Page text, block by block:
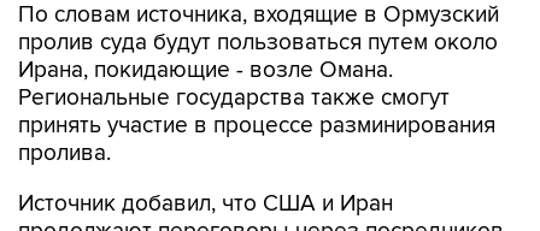
По словам источника, входящие в Ормузский
пролив суда будут пользоваться путем около
Ирана, покидающие - возле Омана.
Региональные государства также смогут
принять участие в процессе разминирования
пролива.
Источник добавил, что США и Иран